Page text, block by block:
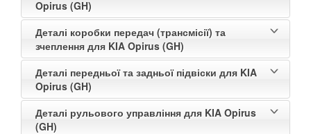
Opirus (GH)
Деталі коробки передач (трансмісії) та
зчеплення для KIA Opirus (GH)
Деталі передньої та задньої підвіски для KIA
Opirus (GH)
Деталі рульового управління для KIA Opirus
(GH)